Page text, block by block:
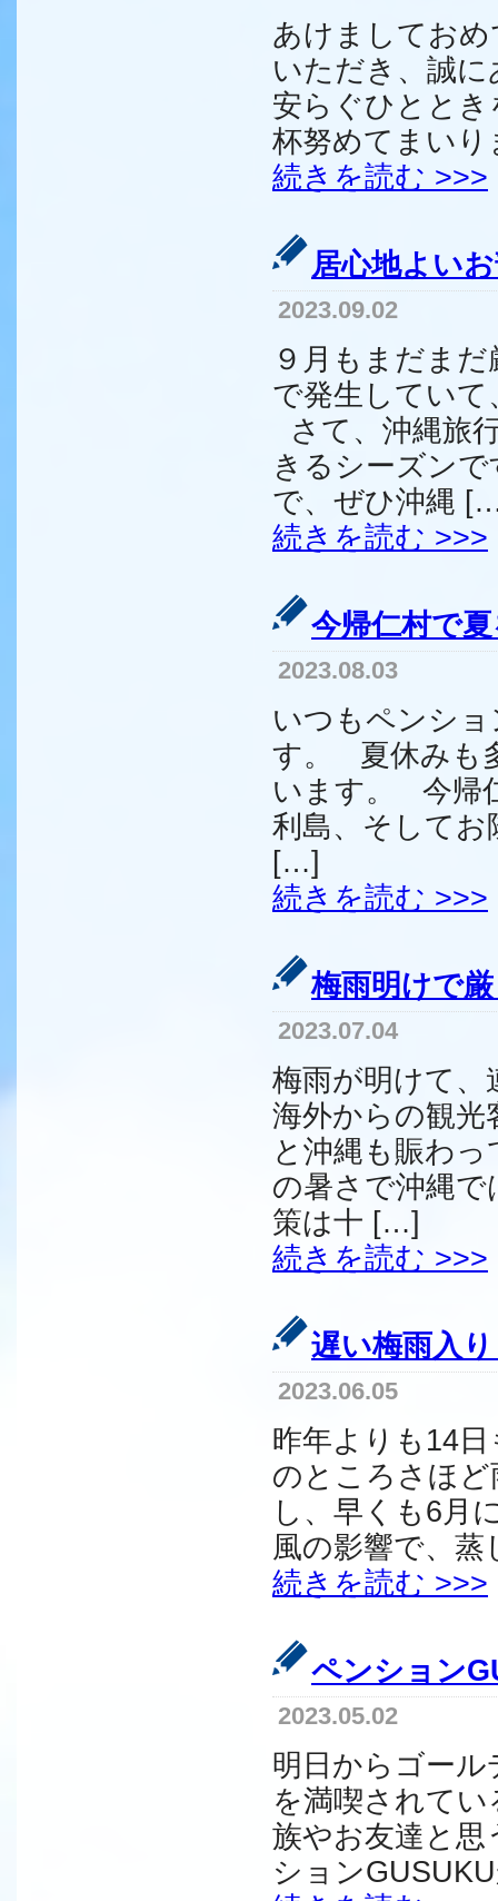
あけましてお
いただき、誠
安らぐひとと
杯努めてまい
続きを読む >>>
居心地よい
2023.09.02
９月もまだま
で発生してい
さて、沖縄旅
きるシーズン
で、ぜひ沖縄
続きを読む >>>
今帰仁村で
2023.08.03
いつもペンシ
す。 夏休みも
います。 今帰
利島、そしてお
[…]
続きを読む >>>
梅雨明けで
2023.07.04
梅雨が明けて
海外からの観
と沖縄も賑わ
の暑さで沖縄で
策は十 […]
続きを読む >>>
遅い梅雨入
2023.06.05
昨年よりも14
のところさほ
し、早くも6月
風の影響で、
続きを読む >>>
ペンション
2023.05.02
明日からゴー
を満喫されて
族やお友達と
ション